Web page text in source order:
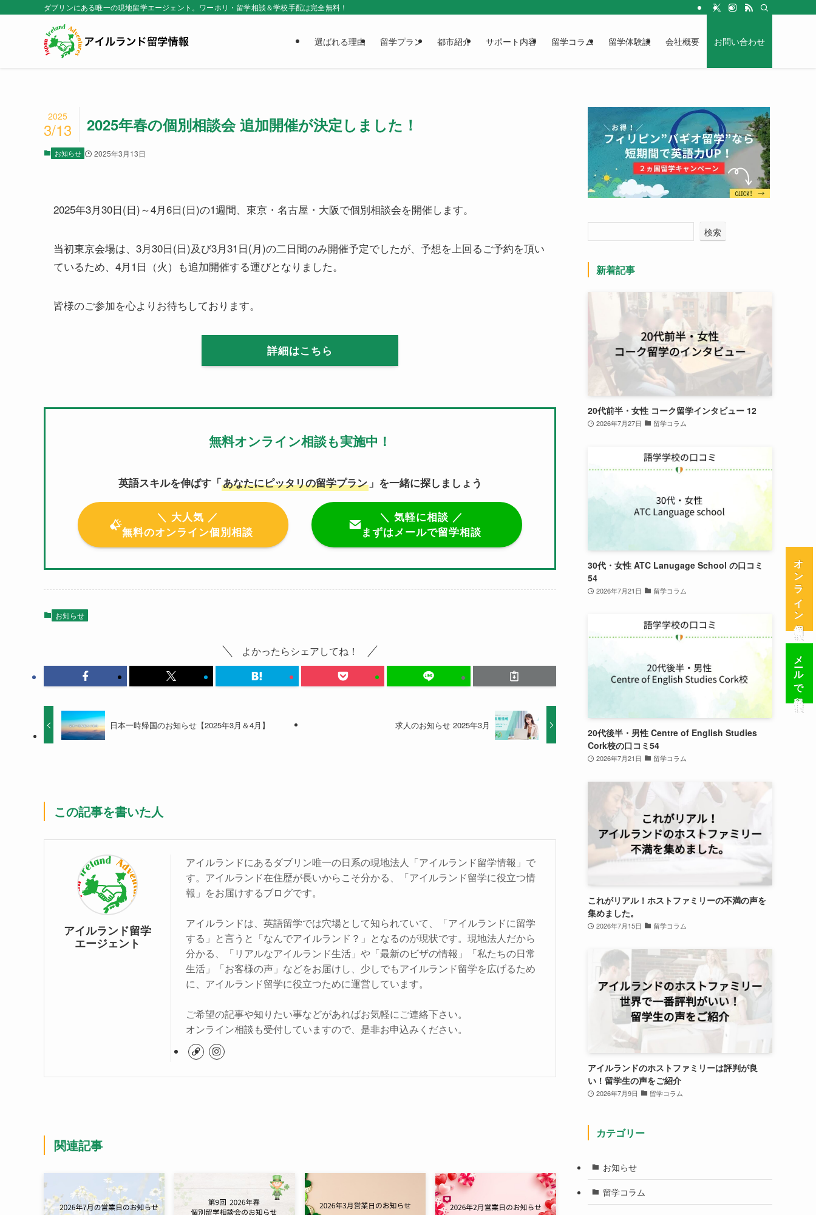
ダブリンにある唯一の現地留学エージェント。ワーホリ・留学相談＆学校手配は完全無料！
選ばれる理由 留学プラン 都市紹介 サポート内容 留学コラム 留学体験談 会社概要 お問い合わせ
2025年春の個別相談会 追加開催が決定しました！
2025
3/13
お知らせ 2025年3月13日
2025年3月30日(日)～4月6日(日)の1週間、東京・名古屋・大阪で個別相談会を開催します。
当初東京会場は、3月30日(日)及び3月31日(月)の二日間のみ開催予定でしたが、予想を上回るご予約を頂い
ているため、4月1日（火）も追加開催する運びとなりました。
皆様のご参加を心よりお待ちしております。
詳細はこちら
無料オンライン相談も実施中！
英語スキルを伸ばす「あなたにピッタリの留学プラン」を一緒に探しましょう
＼ 大人気 ／
無料のオンライン個別相談
＼ 気軽に相談 ／
まずはメールで留学相談
お知らせ
よかったらシェアしてね！
日本一時帰国のお知らせ【2025年3月＆4月】 求人のお知らせ 2025年3月
この記事を書いた人
アイルランド留学
エージェント
アイルランドにあるダブリン唯一の日系の現地法人「アイルランド留学情報」で
す。アイルランド在住歴が長いからこそ分かる、「アイルランド留学に役立つ情
報」をお届けするブログです。
アイルランドは、英語留学では穴場として知られていて、「アイルランドに留学
する」と言うと「なんでアイルランド？」となるのが現状です。現地法人だから
分かる、「リアルなアイルランド生活」や「最新のビザの情報」「私たちの日常
生活」「お客様の声」などをお届けし、少しでもアイルランド留学を広げるため
に、アイルランド留学に役立つために運営しています。
ご希望の記事や知りたい事などがあればお気軽にご連絡下さい。
オンライン相談も受付していますので、是非お申込みください。
関連記事
検索
新着記事
20代前半・女性 コーク留学インタビュー 12
2026年7月27日 留学コラム
30代・女性 ATC Lanugage School の口コミ
54
2026年7月21日 留学コラム
20代後半・男性 Centre of English Studies
Cork校の口コミ54
2026年7月21日 留学コラム
これがリアル！ホストファミリーの不満の声を
集めました。
2026年7月15日 留学コラム
アイルランドのホストファミリーは評判が良
い！留学生の声をご紹介
2026年7月9日 留学コラム
カテゴリー
お知らせ
留学コラム
オンライン個別相談
メールで留学相談